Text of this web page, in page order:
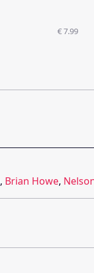
€ 7.99
, Brian Howe,